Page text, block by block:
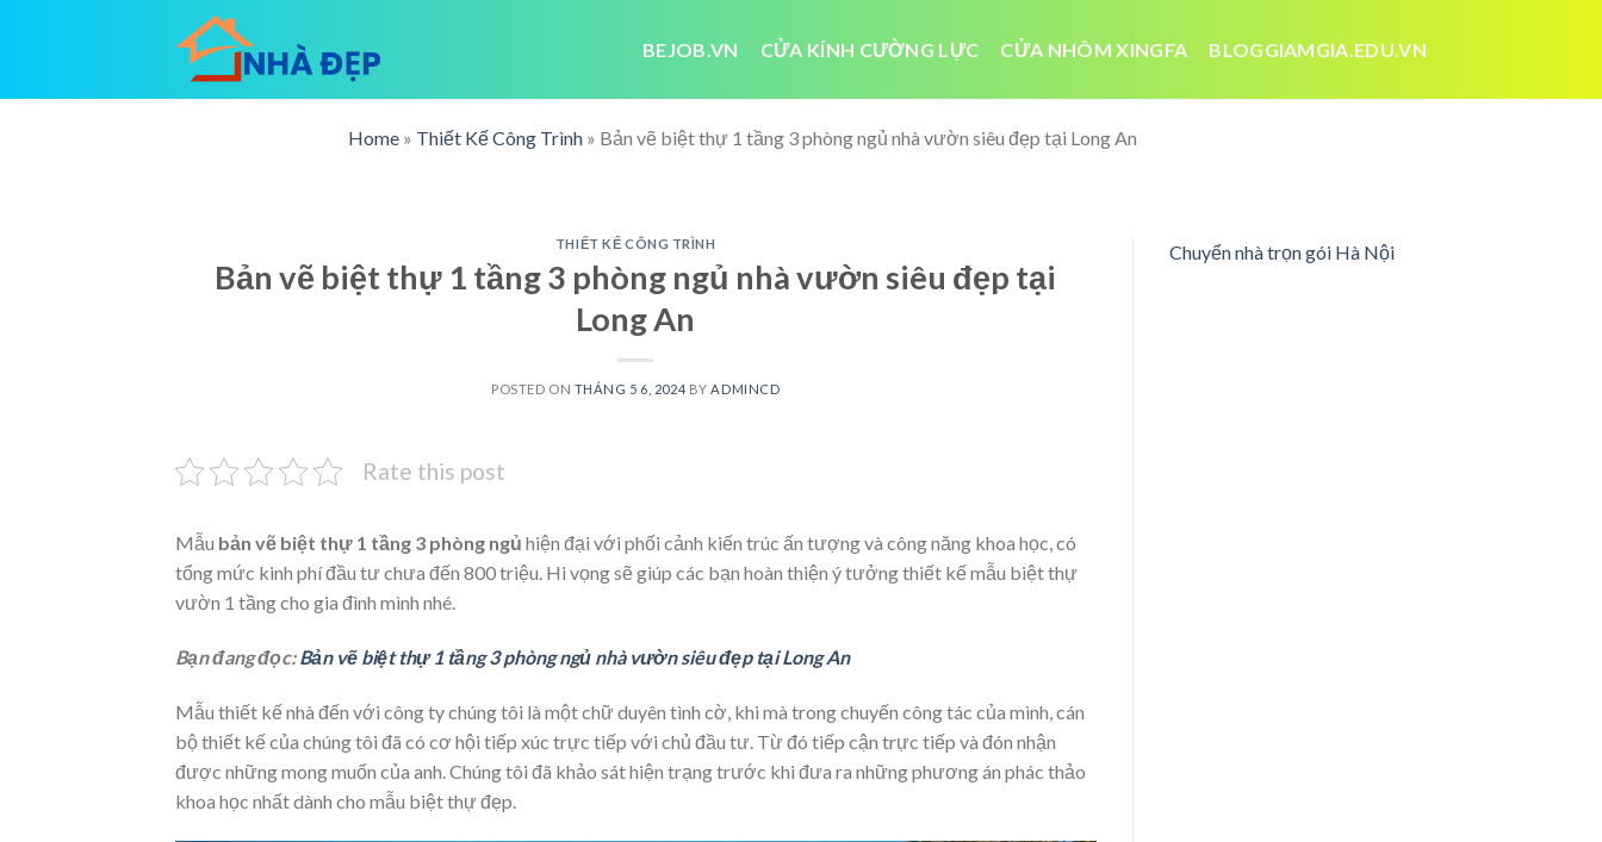
BEJOB.VN CỬA KÍNH CƯỜNG LỰC CỬA NHÔM XINGFA BLOGGIAMGIA.EDU.VN
Home » Thiết Kế Công Trình » Bản vẽ biệt thự 1 tầng 3 phòng ngủ nhà vườn siêu đẹp tại Long An
THIẾT KẾ CÔNG TRÌNH
Bản vẽ biệt thự 1 tầng 3 phòng ngủ nhà vườn siêu đẹp tại
Long An
POSTED ON THÁNG 5 6, 2024 BYADMINCD
Rate this post
Mẫu bản vẽ biệt thự 1 tầng 3 phòng ngủ hiện đại với phối cảnh kiến trúc ấn tượng và công năng khoa học, có
tổng mức kinh phí đầu tư chưa đến 800 triệu. Hi vọng sẽ giúp các bạn hoàn thiện ý tưởng thiết kế mẫu biệt thự
vườn 1 tầng cho gia đình mình nhé.
Bạn đang đọc:Bản vẽ biệt thự 1 tầng 3 phòng ngủ nhà vườn siêu đẹp tại Long An
Mẫu thiết kế nhà đến với công ty chúng tôi là một chữ duyên tình cờ, khi mà trong chuyến công tác của mình, cán
bộ thiết kế của chúng tôi đã có cơ hội tiếp xúc trực tiếp với chủ đầu tư. Từ đó tiếp cận trực tiếp và đón nhận
được những mong muốn của anh. Chúng tôi đã khảo sát hiện trạng trước khi đưa ra những phương án phác thảo
khoa học nhất dành cho mẫu biệt thự đẹp.
Chuyển nhà trọn gói Hà Nội